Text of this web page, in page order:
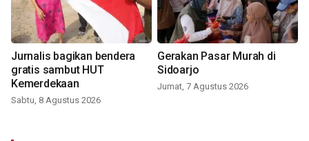
Jurnalis bagikan bendera
gratis sambut HUT
Kemerdekaan
Sabtu, 8 Agustus 2026
Gerakan Pasar Murah di
Sidoarjo
Jumat, 7 Agustus 2026